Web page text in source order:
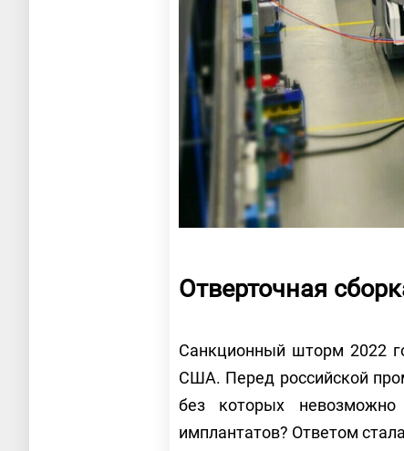
Отверточная
Санкционный шторм 2022
США. Перед российской
без которых
имплантатов? Ответом